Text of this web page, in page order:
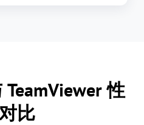
TeamViewer 性
比